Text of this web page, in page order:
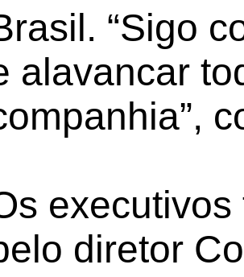
“Sigo
alavancar
diretor